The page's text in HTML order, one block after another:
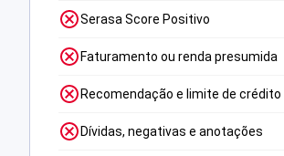
Serasa Score Positivo
Faturamento ou renda presumida
Recomendação e limite de crédito
Dívidas, negativas e anotações